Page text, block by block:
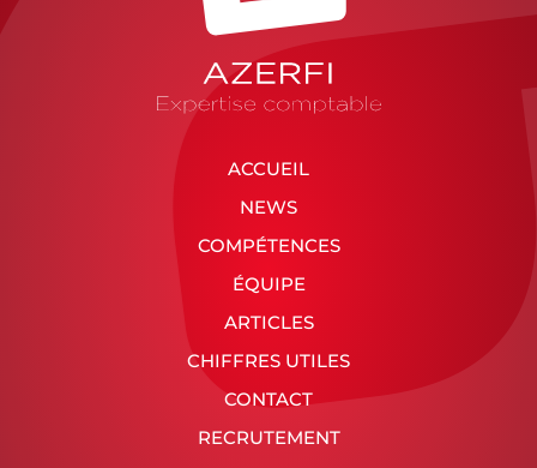
ACCUEIL
NEWS
COMPÉTENCES
ÉQUIPE
ARTICLES
CHIFFRES UTILES
CONTACT
RECRUTEMENT